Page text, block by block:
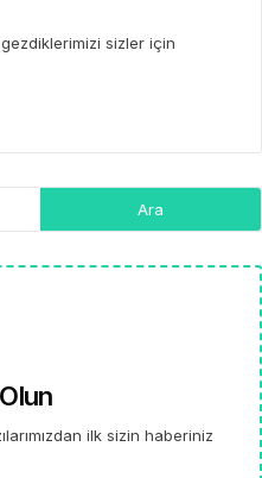
sizler için
ilk sizin haberiniz